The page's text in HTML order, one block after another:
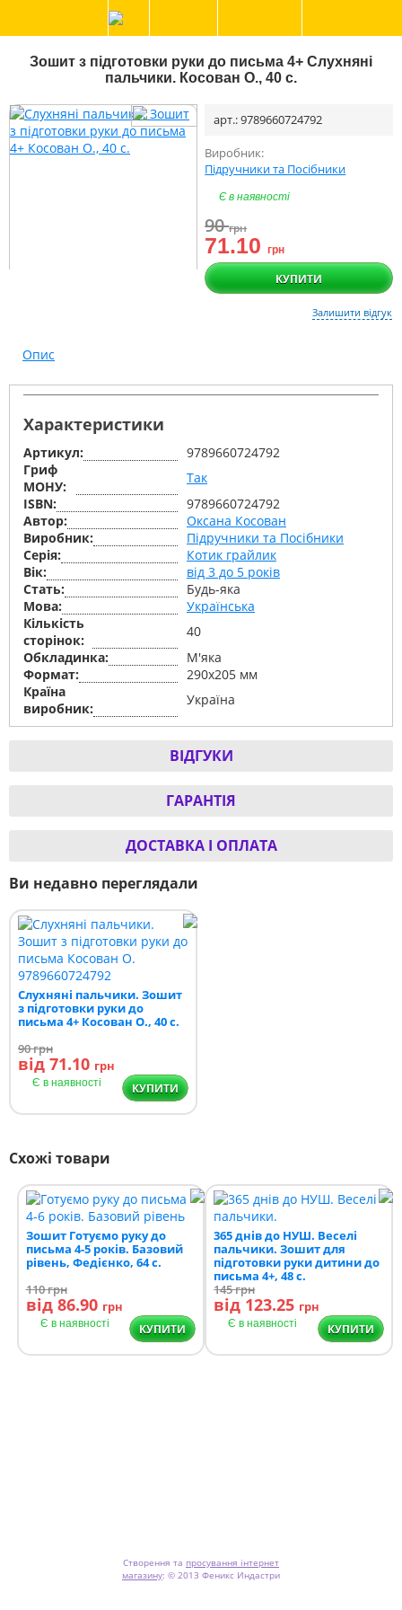
Зошит з підготовки руки до письма 4+ Слухняні
пальчики. Косован О., 40 с.
арт.: 9789660724792
Виробник:
Підручники та Посібники
Є в наявності
90грн
71.10грн
КУПИТИ
Залишити відгук
Опис
Характеристики
Артикул:
9789660724792
Гриф
МОНУ:
Так
ISBN:
9789660724792
Автор:
Оксана Косован
Виробник:
Підручники та Посібники
Серiя:
Котик грайлик
Вік:
від 3 до 5 років
Стать:
Будь-яка
Мова:
Українська
Кількість
сторінок:
40
Обкладинка:
М'яка
Формат:
290х205 мм
Країна
виробник:
Україна
ВІДГУКИ
ГАРАНТІЯ
ДОСТАВКА І ОПЛАТА
Ви недавно переглядали
Слухняні пальчики. Зошит
з підготовки руки до
письма 4+ Косован О., 40 с.
90грн
від 71.10 грн
Є в наявності КУПИТИ
Схожі товари
Зошит Готуємо руку до
письма 4-5 років. Базовий
рівень, Федієнко, 64 с.
110грн
від 86.90 грн
Є в наявності КУПИТИ
365 днів до НУШ. Веселі
пальчики. Зошит для
підготовки руки дитини до
письма 4+, 48 с.
145грн
від 123.25 грн
Є в наявності КУПИТИ
Створення та просування інтернет
магазину: © 2013 Феникс Индастри